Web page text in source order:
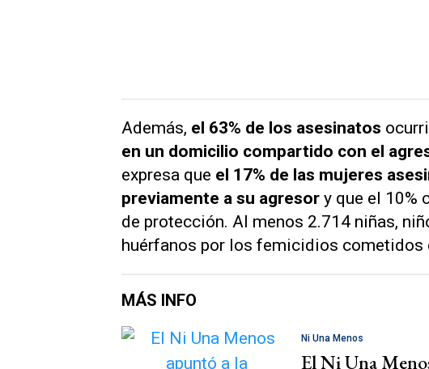
Además, el 63% de los asesinatos
en un domicilio compartido con el
expresa que el 17% de las mujeres
previamente a su agresor y que el 10%
de protección. Al menos 2.714 niñas,
huérfanos por los femicidios cometidos
MÁS INFO
Ni Una Menos
El Ni Una